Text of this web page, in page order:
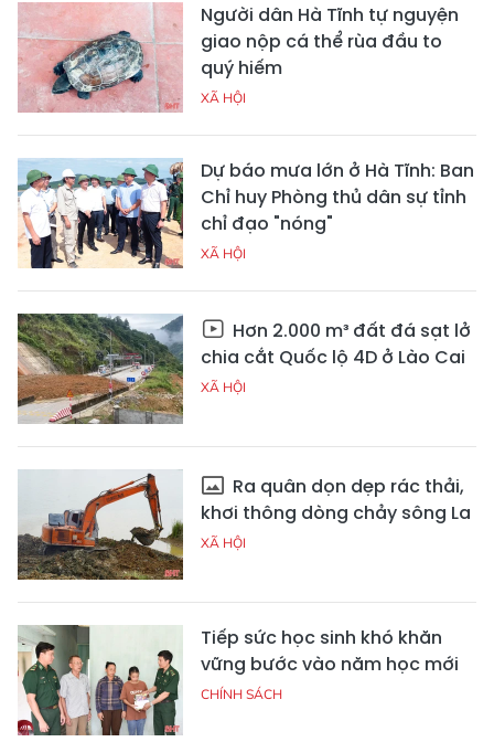
Người dân Hà Tĩnh tự nguyện
giao nộp cá thể rùa đầu to
quý hiếm
XÃ HỘI
Dự báo mưa lớn ở Hà Tĩnh: Ban
Chỉ huy Phòng thủ dân sự tỉnh
chỉ đạo "nóng"
XÃ HỘI
Hơn 2.000 m³ đất đá sạt lở
chia cắt Quốc lộ 4D ở Lào Cai
XÃ HỘI
Ra quân dọn dẹp rác thải,
khơi thông dòng chảy sông La
XÃ HỘI
Tiếp sức học sinh khó khăn
vững bước vào năm học mới
CHÍNH SÁCH